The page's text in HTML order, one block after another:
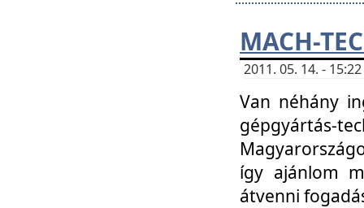
MACH-
2011. 05. 14. -
Van néhány
gépgyártás-
így ajánlom
átvenni